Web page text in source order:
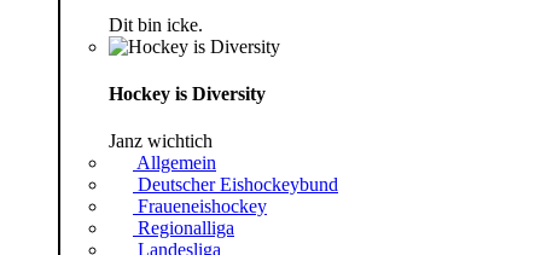
Dit bin icke.
Hockey is Diversity
Janz wichtich
Allgemein
Deutscher Eishockeybund
Fraueneishockey
Regionalliga
Landesliga